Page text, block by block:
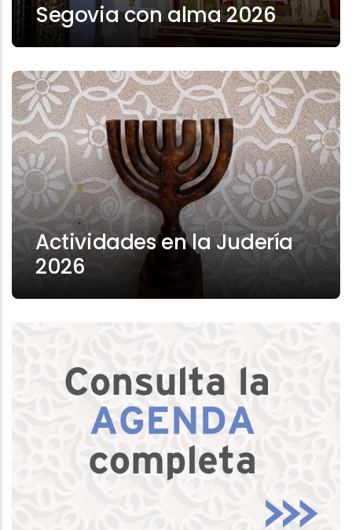
Segovia con alma 2026
Actividades en la Judería
2026